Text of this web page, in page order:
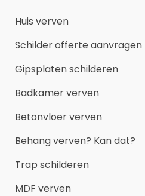
Huis verven
Schilder offerte aanvragen
Gipsplaten schilderen
Badkamer verven
Betonvloer verven
Behang verven? Kan dat?
Trap schilderen
MDF verven